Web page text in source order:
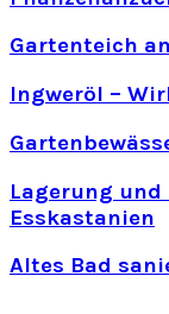
Gartenteich
Ingweröl –
Lagerung
Esskastanien
Altes Bad